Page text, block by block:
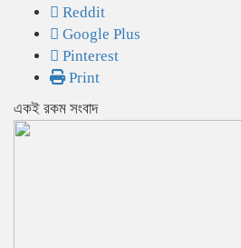
Reddit
Google Plus
Pinterest
Print
একই রকম সংবাদ